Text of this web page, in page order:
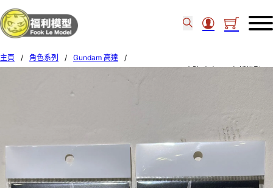
主頁 / 角色系列 / Gundam 高達
/